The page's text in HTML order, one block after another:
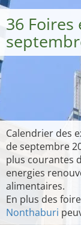
36
Calendrier des
de septembre
plus courantes
energies
alimentaires.
En plus des
Nonthaburi
Secteurs du